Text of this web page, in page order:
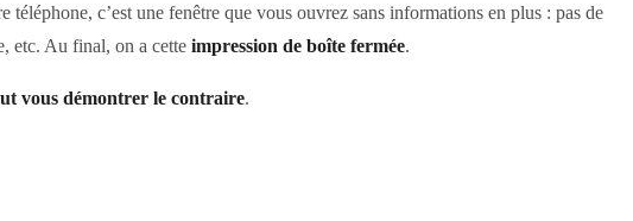
c’est une fenêtre que vous ouvrez sans informations en plus : pas de
etc. Au final, on a cette impression de boîte fermée.
vous démontrer le contraire.